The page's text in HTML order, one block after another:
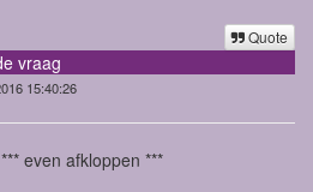
Quote
vraag
15:40:26
even afkloppen ***